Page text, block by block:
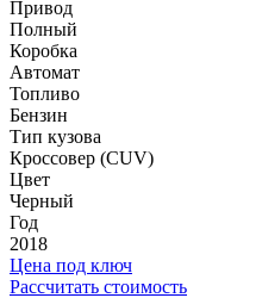
Привод
Полный
Коробка
Автомат
Топливо
Бензин
Тип кузова
Кроссовер (CUV)
Цвет
Черный
Год
2018
Цена под ключ
Рассчитать стоимость